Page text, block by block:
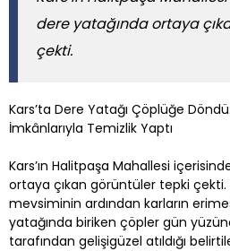
dere yatağında ortaya
çekti.
Kars’ta Dere Yatağı Çöplüğe
İmkânlarıyla Temizlik Yaptı
Kars’ın Halitpaşa Mahallesi
ortaya çıkan görüntüler tepki çekti.
mevsiminin ardından karların
yatağında biriken çöpler gün
tarafından gelişigüzel atıldığı